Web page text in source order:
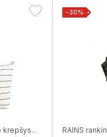
krepšys...
−30%
RAINS